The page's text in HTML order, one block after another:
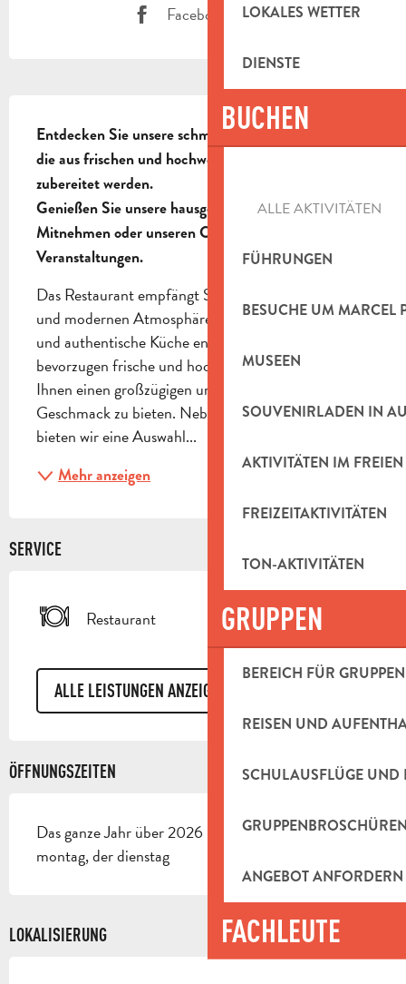
LOKALES WETTER
DIENSTE
BUCHEN
ALLE AKTIVITÄTEN
FÜHRUNGEN
BESUCHE UM MARCEL
MUSEEN
SOUVENIRLADEN IN
AKTIVITÄTEN IM FREIEN
FREIZEITAKTIVITÄTEN
TON-AKTIVITÄTEN
GRUPPEN
BEREICH FÜR GRUPPEN
REISEN UND
SCHULAUSFLÜGE UND
ANGEBOT ANFORDERN
FACHLEUTE
Facebook Seite
Entdecken Sie unsere schmackhaften Hamburger,
die aus frischen und hochwertigen Zutaten
zubereitet werden.
Genießen Sie unsere hausgemachte Küche zum
Mitnehmen oder unseren Catering-Service für Ihre
Veranstaltungen.
Das Restaurant empfängt Sie in einer freundlichen
und modernen Atmosphäre, in der Sie eine leckere
und authentische Küche entdecken können. Wir
bevorzugen frische und hochwertige Zutaten, um
Ihnen einen großzügigen und ausgewogenen
Geschmack zu bieten. Neben unseren Burgern
bieten wir eine Auswahl...
Mehr anzeigen
SERVICE
Restaurant
ALLE LEISTUNGEN ANZEIGEN
ÖFFNUNGSZEITEN
Das ganze Jahr über 2026 - Geschlossen der
montag, der dienstag
LOKALISIERUNG